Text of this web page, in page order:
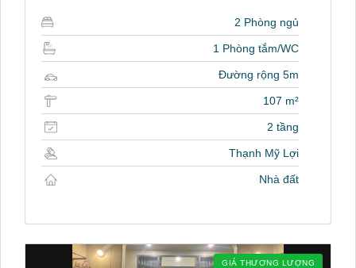
2 Phòng ngủ
1 Phòng tắm/WC
Đường rộng 5m
107 m²
2 tầng
Thạnh Mỹ Lợi
Nhà đất
GIÁ THƯƠNG LƯỢNG